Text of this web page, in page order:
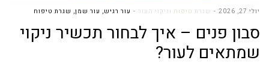
יולי 27, 2026 שגרת טיפוח וניקוי העור עור רגיש, עור שמן, שגרת טיפוח
סבון פנים – איך לבחור תכשיר ניקוי
שמתאים לעור?